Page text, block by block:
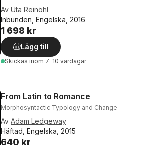
Av Uta Reinöhl
Inbunden, Engelska, 2016
1 698 kr
Lägg till
Skickas inom 7-10 vardagar
From Latin to Romance
Morphosyntactic Typology and Change
Av Adam Ledgeway
Häftad, Engelska, 2015
640 kr